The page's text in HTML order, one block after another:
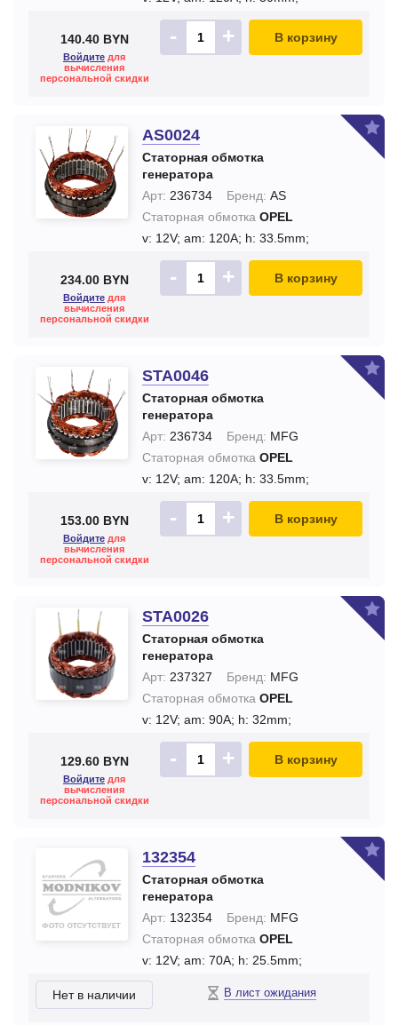
140.40 BYN
Войдите для
вычисления
персональной скидки
- + В корзину
AS0024
Статорная обмотка
генератора
Арт: 236734 Бренд: AS
Статорная обмотка OPEL
v: 12V; am: 120A; h: 33.5mm;
234.00 BYN
Войдите для
вычисления
персональной скидки
- + В корзину
STA0046
Статорная обмотка
генератора
Арт: 236734 Бренд: MFG
Статорная обмотка OPEL
v: 12V; am: 120A; h: 33.5mm;
153.00 BYN
Войдите для
вычисления
персональной скидки
- + В корзину
STA0026
Статорная обмотка
генератора
Арт: 237327 Бренд: MFG
Статорная обмотка OPEL
v: 12V; am: 90A; h: 32mm;
129.60 BYN
Войдите для
вычисления
персональной скидки
- + В корзину
132354
Статорная обмотка
генератора
Арт: 132354 Бренд: MFG
Статорная обмотка OPEL
v: 12V; am: 70A; h: 25.5mm;
Нет в наличии В лист ожидания